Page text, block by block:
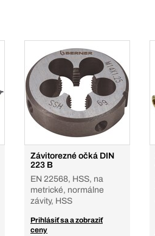
Závitorezné očká DIN
223 B
EN 22568, HSS, na
metrické, normálne
závity, HSS
Prihlásiť sa a zobraziť
ceny